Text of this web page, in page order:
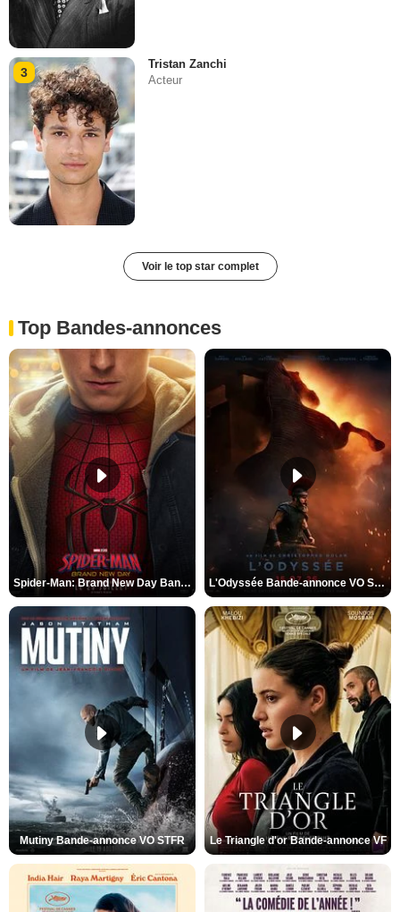
3
Tristan Zanchi
Acteur
Voir le top star complet
Top Bandes-annonces
Spider-Man: Brand New Day Bande-annonce VO STFR L'Odyssée Bande-annonce VO STFR
Mutiny Bande-annonce VO STFR Le Triangle d'or Bande-annonce VF